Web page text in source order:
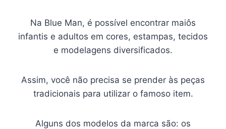
Na Blue Man, é possível encontrar maiôs
infantis e adultos em cores, estampas, tecidos
e modelagens diversificados.
Assim, você não precisa se prender às peças
tradicionais para utilizar o famoso item.
Alguns dos modelos da marca são: os